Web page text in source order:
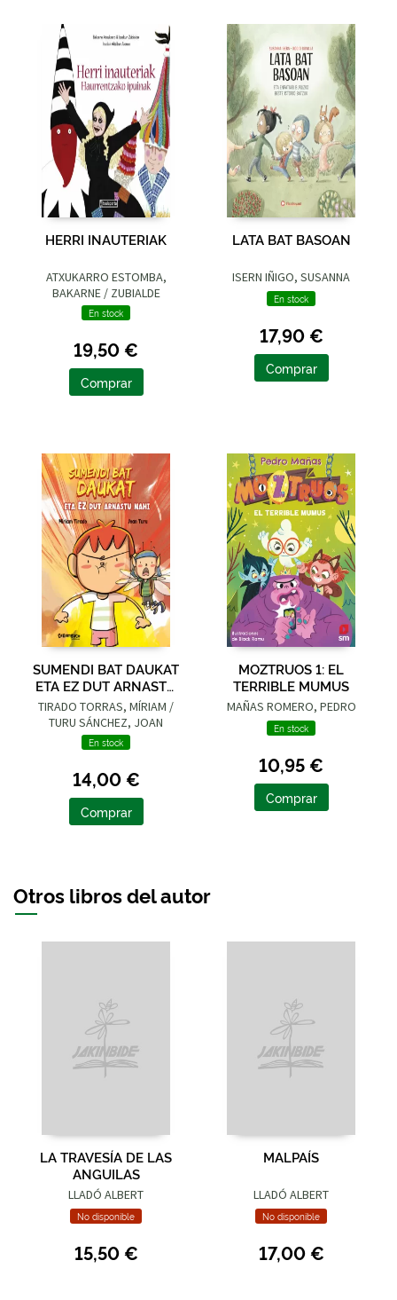
HERRI INAUTERIAK
ATXUKARRO ESTOMBA,
BAKARNE / ZUBIALDE
GRAJIRENA, IZASKUN
En stock
19,50 €
Comprar
LATA BAT BASOAN
ISERN IÑIGO, SUSANNA
En stock
17,90 €
Comprar
SUMENDI BAT DAUKAT
ETA EZ DUT ARNASTU
NAHI
TIRADO TORRAS, MÍRIAM /
TURU SÁNCHEZ, JOAN
En stock
14,00 €
Comprar
MOZTRUOS 1: EL
TERRIBLE MUMUS
MAÑAS ROMERO, PEDRO
En stock
10,95 €
Comprar
Otros libros del autor
LA TRAVESÍA DE LAS
ANGUILAS
LLADÓ ALBERT
No disponible
15,50 €
MALPAÍS
LLADÓ ALBERT
No disponible
17,00 €